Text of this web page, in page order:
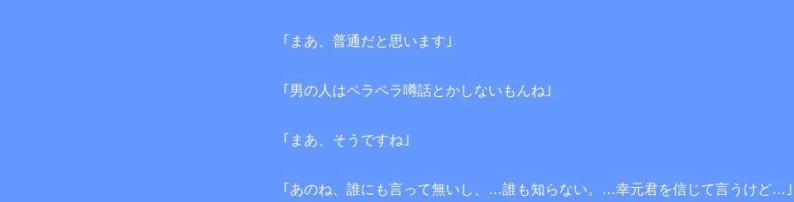
｢まあ、普通だと思います｣
｢男の人はペラペラ噂話とかしないもんね｣
｢まあ、そうですね｣
｢あのね、誰にも言って無いし、…誰も知らない。…幸元君を信じて言うけど…｣